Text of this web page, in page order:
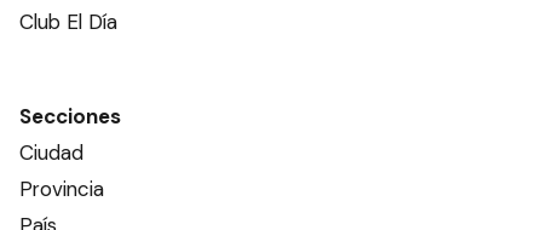
Club El Día
Secciones
Ciudad
Provincia